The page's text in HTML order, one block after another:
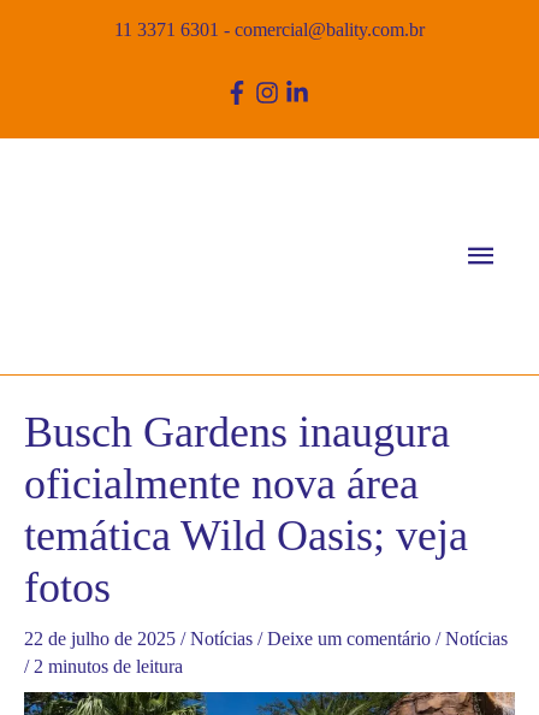
11 3371 6301 - comercial@bality.com.br
Busch Gardens inaugura
oficialmente nova área
temática Wild Oasis; veja
fotos
22 de julho de 2025 /Notícias /Deixe um comentário /Notícias
/ 2 minutos de leitura